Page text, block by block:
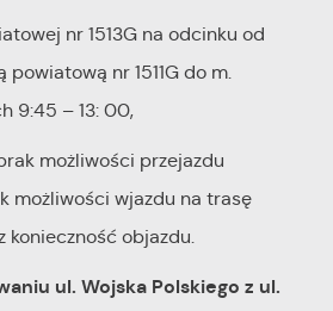
nr 1513G na odcinku od
powiatową nr 1511G do m.
9:45 – 13: 00,
możliwości przejazdu
możliwości wjazdu na trasę
konieczność objazdu.
ul. Wojska Polskiego z ul.